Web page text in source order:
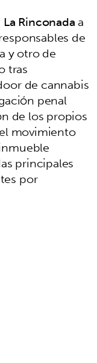
La Rinconadaa
de
y otro de
tras
de cannabis
penal
de los propios
movimiento
principales
por